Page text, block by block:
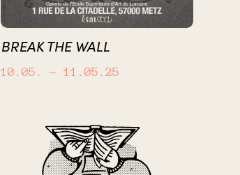
BREAK THE WALL
10.05. – 11.05.25